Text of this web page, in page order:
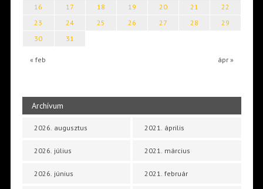
« feb ápr »
16
17 18 19 20 21
22
23
24 25 26 27 28
29
30
31
Archívum
2026. augusztus
2026. július
2026. június
2021. április
2021. március
2021. február